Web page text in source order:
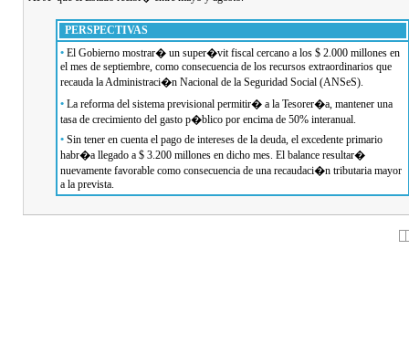
PERSPECTIVAS
• El Gobierno mostrar� un super�vit fiscal cercano a los $ 2.000 millones en
el mes de septiembre, como consecuencia de los recursos extraordinarios que
recauda la Administraci�n Nacional de la Seguridad Social (ANSeS).
• La reforma del sistema previsional permitir� a la Tesorer�a, mantener una
tasa de crecimiento del gasto p�blico por encima de 50% interanual.
• Sin tener en cuenta el pago de intereses de la deuda, el excedente primario
habr�a llegado a $ 3.200 millones en dicho mes. El balance resultar�
nuevamente favorable como consecuencia de una recaudaci�n tributaria mayor
a la prevista.